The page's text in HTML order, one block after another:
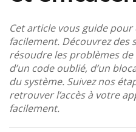
Utilitaires
Solutions
Boutique
Cet article vous guide
facilement. Découvrez
résoudre les problèmes de
d’un code oublié, d’un
du système. Suivez nos
retrouver l’accès à votre
facilement.